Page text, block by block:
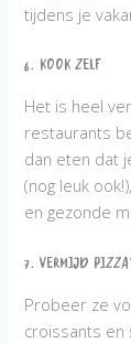
tijdens je
6. Kook zelf
Het is heel
restaurants
dan eten dat
(nog leuk
en gezonde
7. Vermijd
Probeer ze
croissants en